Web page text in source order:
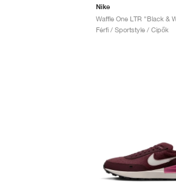
Nike
Waffle One LTR "Black &
Férfi / Sportstyle / Cipők